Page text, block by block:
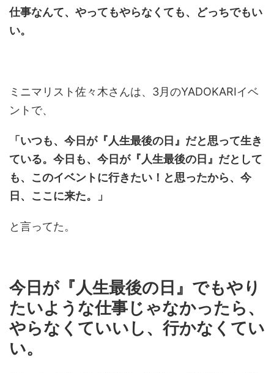
仕事なんて、やってもやらなくても、どっちでもい
い。
ミニマリスト佐々木さんは、3月のYADOKARIイベ
ントで、
「いつも、今日が『人生最後の日』だと思って生き
ている。今日も、今日が『人生最後の日』だとして
も、このイベントに行きたい！と思ったから、今
日、ここに来た。」
と言ってた。
今日が『人生最後の日』でもやり
たいような仕事じゃなかったら、
やらなくていいし、行かなくてい
い。